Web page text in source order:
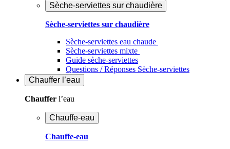
Sèche-serviettes sur chaudière
Sèche-serviettes sur chaudière
Sèche-serviettes eau chaude
Sèche-serviettes mixte
Guide sèche-serviettes
Questions / Réponses Sèche-serviettes
Chauffer l’eau
Chauffer l’eau
Chauffe-eau
Chauffe-eau